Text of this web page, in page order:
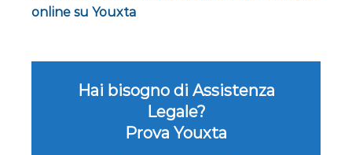
online su Youxta
Hai bisogno di Assistenza
Legale?
Prova Youxta